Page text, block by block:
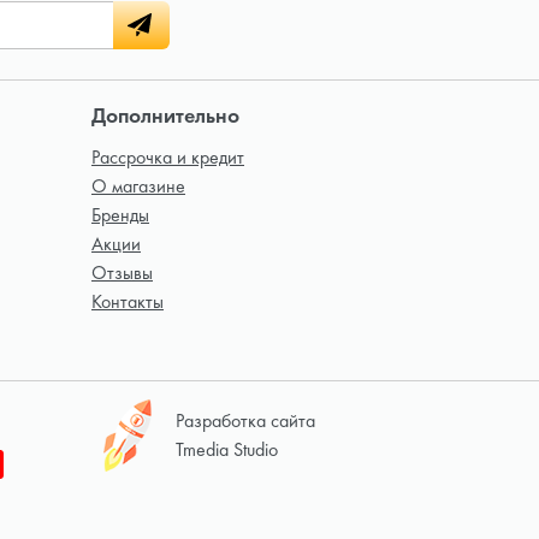
Дополнительно
Рассрочка и кредит
О магазине
Бренды
Акции
Отзывы
Контакты
Разработка сайта
Tmedia Studio